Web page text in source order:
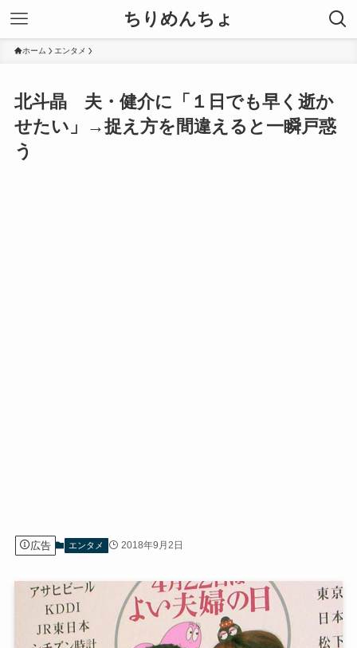
ちりめんちょ
ホーム エンタメ
北斗晶 夫・健介に「１日でも早く逝か
せたい」→捉え方を間違えると一瞬戸惑
う
広告 エンタメ 2018年9月2日